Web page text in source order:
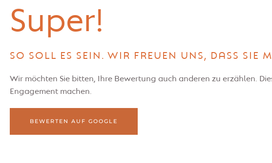
Super!
SO SOLL ES SEIN. WIR FREUEN UNS, DASS SIE
Wir möchten Sie bitten, Ihre Bewertung auch anderen zu erzählen.
Engagement machen.
BEWERTEN AUF GOOGLE